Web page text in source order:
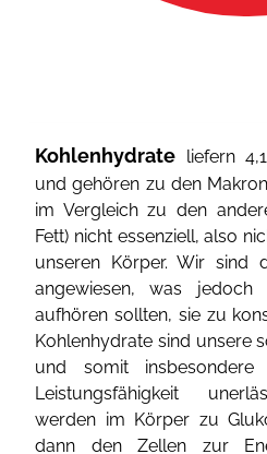
Kohlenhydrate liefern
und gehören zu den
im Vergleich zu den
Fett) nicht essenziell, also
unseren Körper. Wir sind
angewiesen, was
aufhören sollten, sie zu
Kohlenhydrate sind unsere
und somit
Leistungsfähigkeit
werden im Körper zu
dann den Zellen zur